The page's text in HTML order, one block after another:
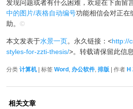
发现问题或者有什么困难，欢迎在下面留
中的图片/表格自动编号功能相信会对正在
助。©
本文发表于水景一页。永久链接：<http://
styles-for-zzti-thesis/>。转载请保留此信
分类计算机| 标签Word , 办公软件,排版 | 作者 H
相关文章